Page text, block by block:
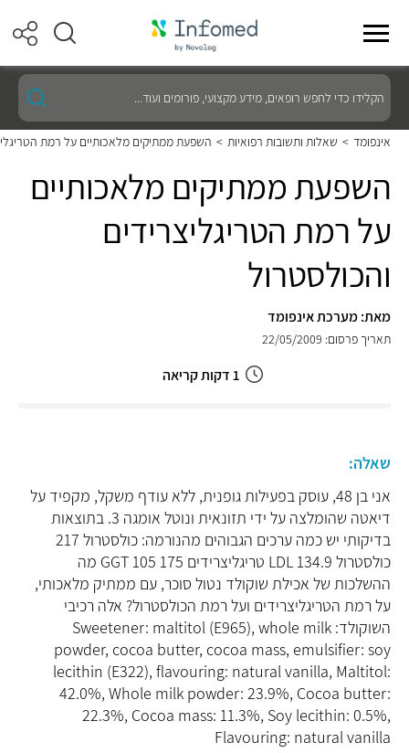
הקלידו
כדי
לחפש
רופאים,
מידע
פורומים
ועוד...
אינפומד > שאלות ותשובות רפואיות > השפעת ממתיקים מלאכותיים על רמת
השפעת ממתיקים מלאכותיים
על רמת הטריגליצרידים
והכולסטרול
מאת: מערכת אינפומד
תאריך פרסום: 22/05/2009
1 דקות קריאה
שאלה:
אני בן 48, עוסק בפעילות גופנית, ללא עודף משקל, מקפיד על
דיאטה שהומלצה על ידי תזונאית ונוטל אומגה 3. בתוצאות
בדיקותי יש כמה ערכים הגבוהים מהנורמה: כולסטרול 217
כולסטרול LDL 134.9 טריגליצרידים 175 GGT 105 מה
ההשלכות של אכילת שוקולד נטול סוכר, עם ממתיק מלאכותי,
על רמת הטריגליצרידים ועל רמת הכולסטרול? אלה רכיבי
השוקולד: Sweetener: maltitol (E965), whole milk
powder, cocoa butter, cocoa mass, emulsifier: soy
lecithin (E322), flavouring: natural vanilla, Maltitol:
42.0%, Whole milk powder: 23.9%, Cocoa butter:
22.3%, Cocoa mass: 11.3%, Soy lecithin: 0.5%,
Flavouring: natural vanilla